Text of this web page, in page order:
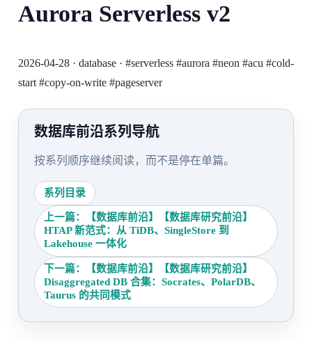
Aurora Serverless v2
2026-04-28· database· #serverless #aurora #neon #acu #cold-
start #copy-on-write #pageserver
数据库前沿系列导航
按系列顺序继续阅读，而不是停在单篇。
系列目录
上一篇：【数据库前沿】【数据库研究前沿】
HTAP 新范式：从 TiDB、SingleStore 到
Lakehouse 一体化
下一篇：【数据库前沿】【数据库研究前沿】
Disaggregated DB 合集：Socrates、PolarDB、
Taurus 的共同模式